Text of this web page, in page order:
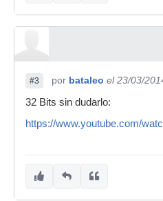
#3 por bataleo el 23/03/
32 Bits sin dudarlo:
https://www.youtube.com/